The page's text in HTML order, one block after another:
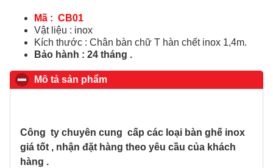
Mã : CB01
Vật liệu : inox
Kích thước : Chân bàn chữ T hàn chết inox 1,4m.
Bảo hành : 24 tháng .
Mô tả sản phẩm
Công ty chuyên cung cấp các loại bàn ghế inox
giá tốt , nhận đặt hàng theo yêu cầu của khách
hàng .